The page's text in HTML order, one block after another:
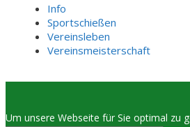
Info
Sportschießen
Vereinsleben
Vereinsmeisterschaft
Um unsere Webseite für Sie optimal zu